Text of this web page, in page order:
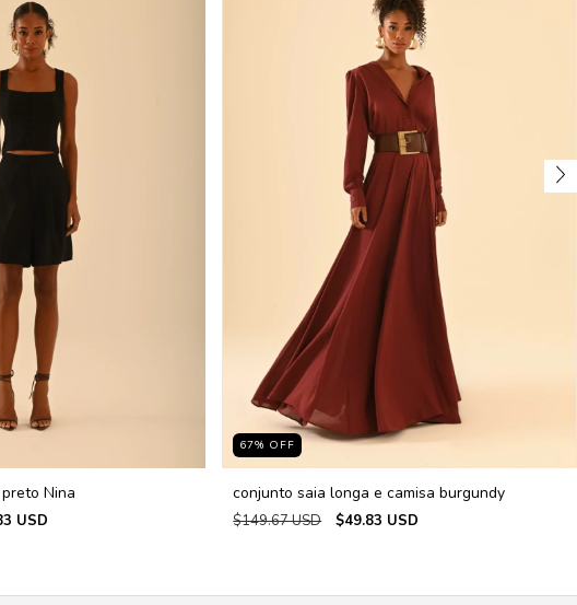
Nina
USD
67% OFF
conjunto saia longa e camisa burgundy
$149.67 USD $49.83 USD